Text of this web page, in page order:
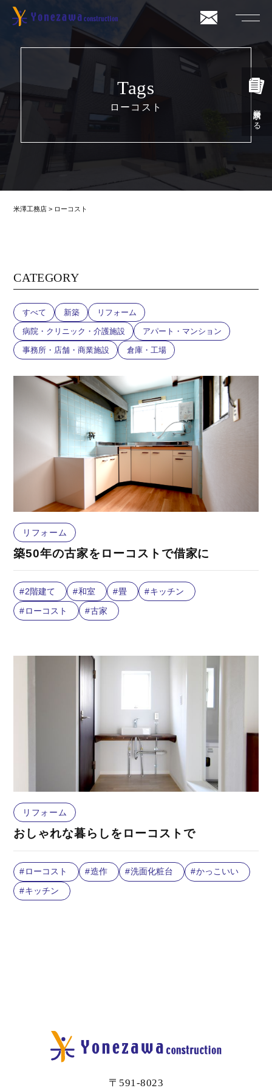
資料請求する
Tags
ローコスト
米澤工務店 > ローコスト
CATEGORY
すべて 新築 リフォーム
病院・クリニック・介護施設 アパート・マンション
事務所・店舗・商業施設 倉庫・工場
リフォーム
築50年の古家をローコストで借家に
2階建て 和室 畳
キッチン
ローコスト
古家
リフォーム
おしゃれな暮らしをローコストで
ローコスト 造作 洗面化粧台
かっこいい
キッチン
〒591-8023